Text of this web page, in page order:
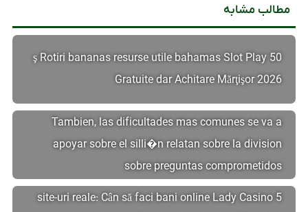
مطالب مشابه
50 ş Rotiri bananas resurse utile bahamas Slot Play
Gratuite dar Achitare Mărţişor 2026
Tambien, las dificultades mas comunes se va a
apoyar sobre el silli�n relatan sobre la division
sobre preguntas comprometidos
5 site-uri reale: Cân să faci bani online Lady Casino